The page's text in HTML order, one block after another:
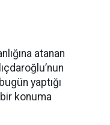
atanan
yaptığı
konuma